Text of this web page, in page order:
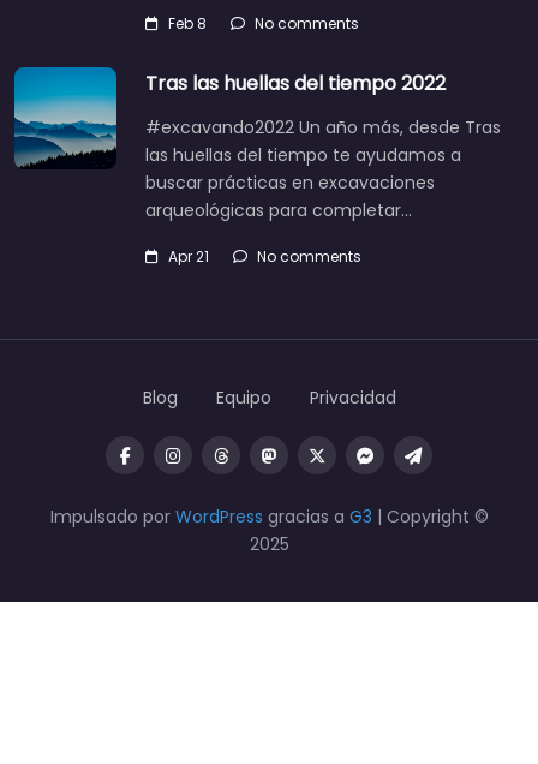
Feb 8 No comments
Tras las huellas del tiempo 2022
#excavando2022 Un año más, desde Tras
las huellas del tiempo te ayudamos a
buscar prácticas en excavaciones
arqueológicas para completar…
Apr 21 No comments
Blog Equipo Privacidad
Impulsado por WordPress gracias a G3 | Copyright ©
2025